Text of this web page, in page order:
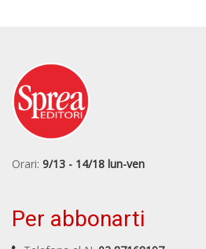
Orari: 9/13 - 14/18 lun-ven
Per abbonarti